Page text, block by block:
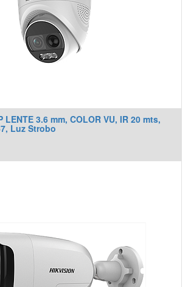
LENTE 3.6 mm, COLOR VU, IR 20 mts,
Luz Strobo